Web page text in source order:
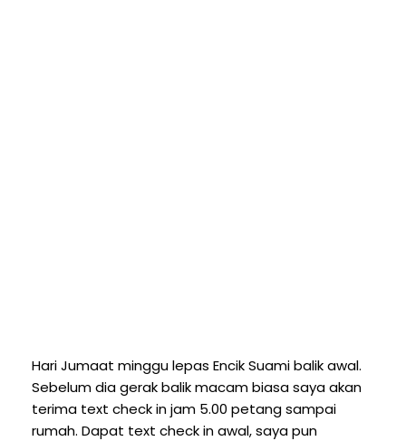
Hari Jumaat minggu lepas Encik Suami balik awal.
Sebelum dia gerak balik macam biasa saya akan
terima text check in jam 5.00 petang sampai
rumah. Dapat text check in awal, saya pun